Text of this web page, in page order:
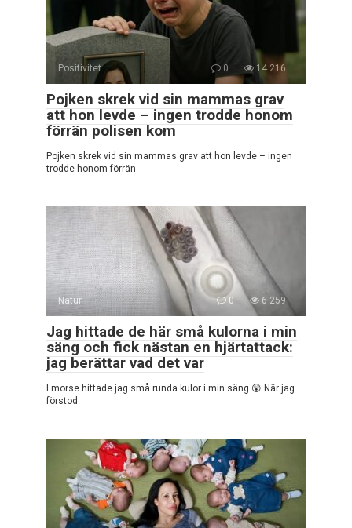
Positivitet 0 14 216
Pojken skrek vid sin mammas grav
att hon levde – ingen trodde honom
förrän polisen kom
Pojken skrek vid sin mammas grav att hon levde – ingen
trodde honom förrän
Natur 0 6 259
Jag hittade de här små kulorna i min
säng och fick nästan en hjärtattack:
jag berättar vad det var
I morse hittade jag små runda kulor i min säng 😲 När jag
förstod